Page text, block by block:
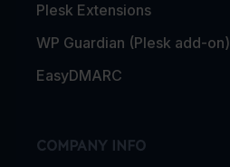
Plesk Extensions
WP Guardian (Plesk add-on)
EasyDMARC
COMPANY INFO